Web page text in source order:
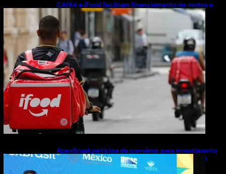
CAIXA e iFood facilitam financiamento de motos e
bicicletas elétricas para entregadores
ApexBrasil participa de convênio para investimento
de R$ 2,63 milhões em exportações de cachaça